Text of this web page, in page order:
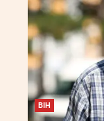
BIH